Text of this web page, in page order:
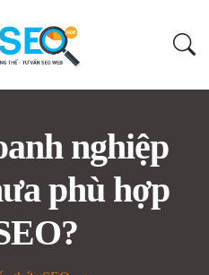
nghiệp
phù hợp